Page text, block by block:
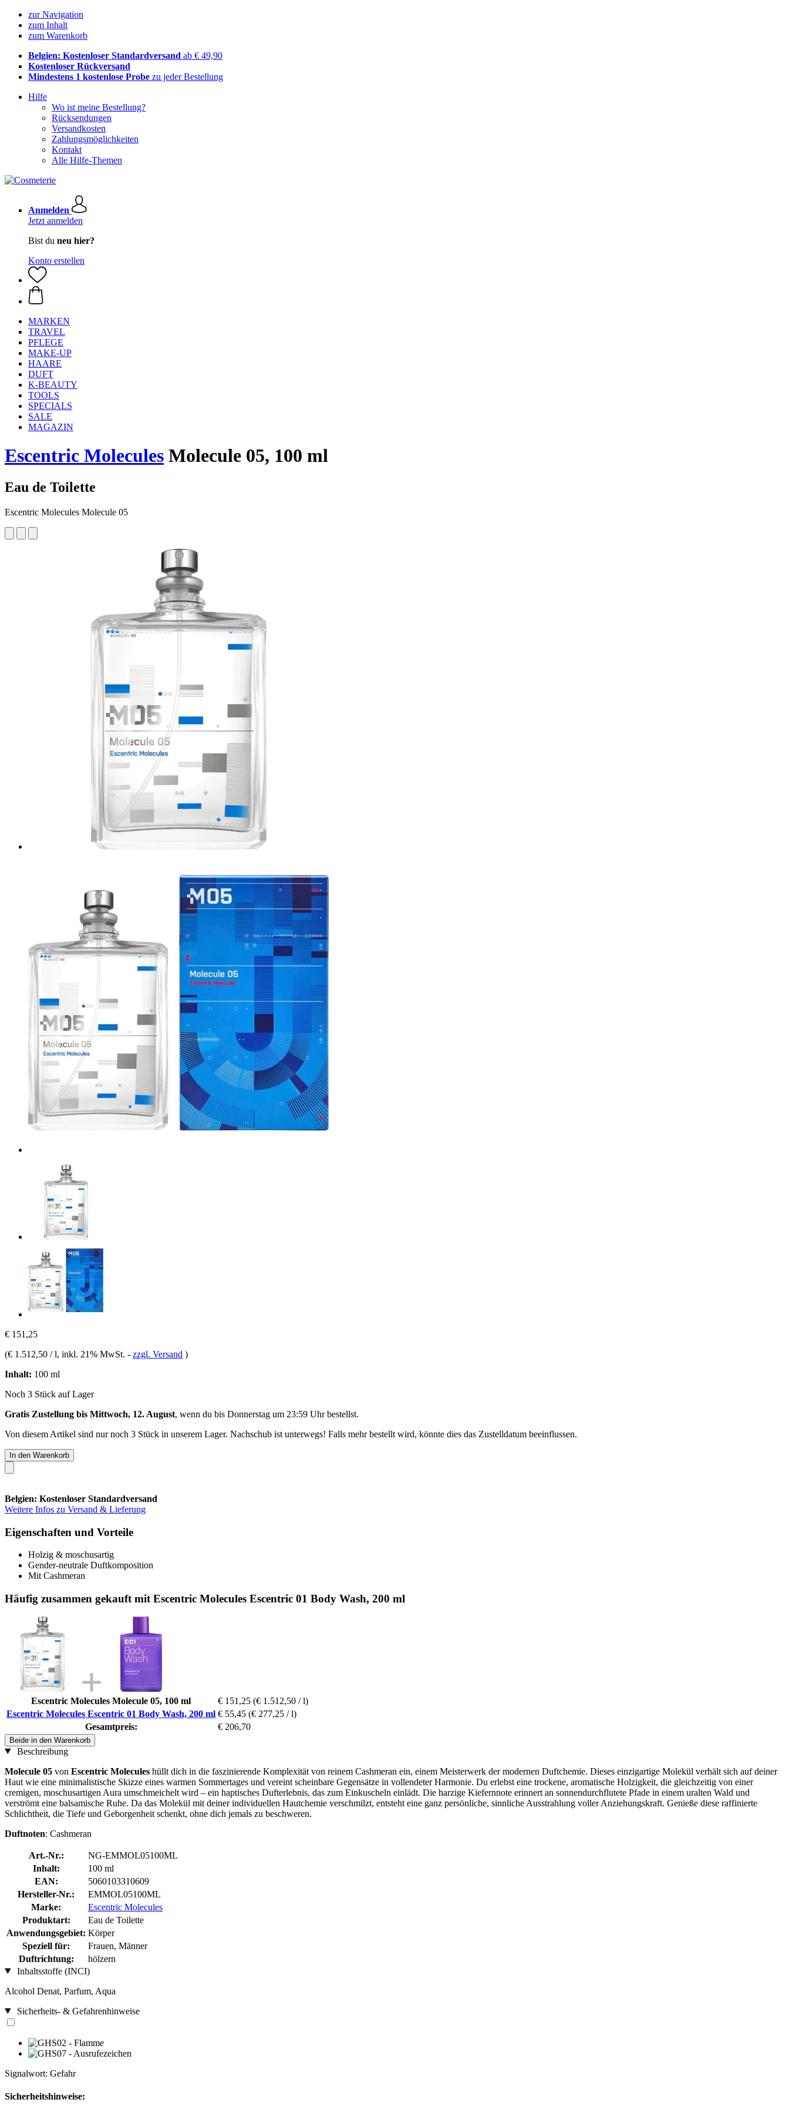
zur Navigation
zum Inhalt
zum Warenkorb
Belgien: Kostenloser Standardversand ab € 49,90
Kostenloser Rückversand
Mindestens 1 kostenlose Probe zu jeder Bestellung
Hilfe
Wo ist meine Bestellung?
Rücksendungen
Versandkosten
Zahlungsmöglichkeiten
Kontakt
Alle Hilfe-Themen
Anmelden
Jetzt anmelden
Bist du neu hier?
Konto erstellen
MARKEN
TRAVEL
PFLEGE
MAKE-UP
HAARE
DUFT
K-BEAUTY
TOOLS
SPECIALS
SALE
MAGAZIN
Escentric Molecules Molecule 05, 100 ml
Eau de Toilette
Escentric Molecules Molecule 05
€ 151,25
(€ 1.512,50 / l, inkl. 21% MwSt. - zzgl. Versand )
Inhalt: 100 ml
Noch 3 Stück auf Lager
Gratis Zustellung bis Mittwoch, 12. August, wenn du bis Donnerstag um 23:59 Uhrbestellst.
Von diesem Artikel sind nur noch 3 Stück in unserem Lager. Nachschub ist unterwegs! Falls mehr bestellt wird, könnte dies das Zustelldatum beeinflussen.
In den Warenkorb
Belgien: Kostenloser Standardversand
Weitere Infos zu Versand & Lieferung
Eigenschaften und Vorteile
Holzig & moschusartig
Gender-neutrale Duftkomposition
Mit Cashmeran
Häufig zusammen gekauft mit Escentric Molecules Escentric 01 Body Wash, 200 ml
Escentric Molecules Molecule 05, 100 ml € 151,25 (€ 1.512,50 / l)
Escentric Molecules Escentric 01 Body Wash, 200 ml € 55,45 (€ 277,25 / l)
Gesamtpreis:
€ 206,70
Beide in den Warenkorb
Beschreibung
Molecule 05 von Escentric Molecules hüllt dich in die faszinierende Komplexität von reinem Cashmeran ein, einem Meisterwerk der modernen Duftchemie. Dieses einzigartige Molekül verhält sich auf deiner
Haut wie eine minimalistische Skizze eines warmen Sommertages und vereint scheinbare Gegensätze in vollendeter Harmonie. Du erlebst eine trockene, aromatische Holzigkeit, die gleichzeitig von einer
cremigen, moschusartigen Aura umschmeichelt wird – ein haptisches Dufterlebnis, das zum Einkuscheln einlädt. Die harzige Kiefernnote erinnert an sonnendurchflutete Pfade in einem uralten Wald und
verströmt eine balsamische Ruhe. Da das Molekül mit deiner individuellen Hautchemie verschmilzt, entsteht eine ganz persönliche, sinnliche Ausstrahlung voller Anziehungskraft. Genieße diese raffinierte
Schlichtheit, die Tiefe und Geborgenheit schenkt, ohne dich jemals zu beschweren.
Duftnoten: Cashmeran
Art.-Nr.:
NG-EMMOL05100ML
Inhalt:
100 ml
EAN:
5060103310609
Hersteller-Nr.:
EMMOL05100ML
Marke:
Escentric Molecules
Produktart:
Eau de Toilette
Anwendungsgebiet: Körper
Speziell für:
Frauen, Männer
Duftrichtung:
hölzern
Inhaltsstoffe (INCI)
Alcohol Denat, Parfum, Aqua
Sicherheits- & Gefahrenhinweise
Signalwort: Gefahr
Sicherheitshinweise: